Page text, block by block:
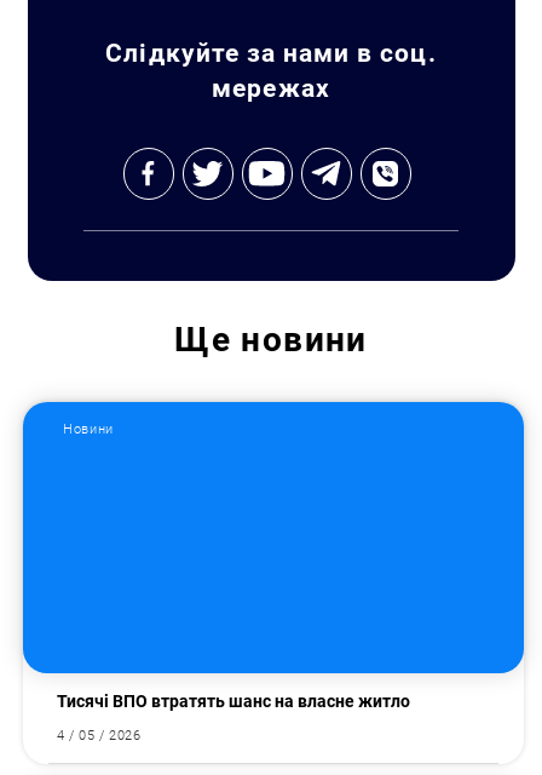
Слідкуйте за нами в соц.
мережах
Ще новини
Новини
Тисячі ВПО втратять шанс на власне житло
4 / 05 / 2026